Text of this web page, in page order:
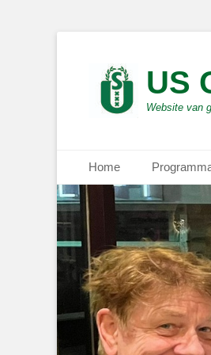
US
Website van
Primair menu
naar
de
inhoud
Home